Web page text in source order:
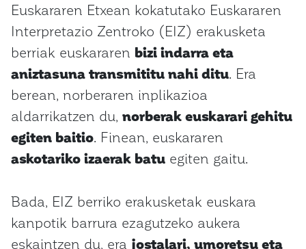
Euskararen Etxean kokatutako Euskararen
Interpretazio Zentroko (EIZ) erakusketa
berriak euskararen bizi indarra eta
aniztasuna transmititu nahi ditu. Era
berean, norberaren inplikazioa
aldarrikatzen du, norberak euskarari gehitu
egiten baitio. Finean, euskararen
askotariko izaerak batu egiten gaitu.
Bada, EIZ berriko erakusketak euskara
kanpotik barrura ezagutzeko aukera
eskaintzen du, era jostalari, umoretsu eta